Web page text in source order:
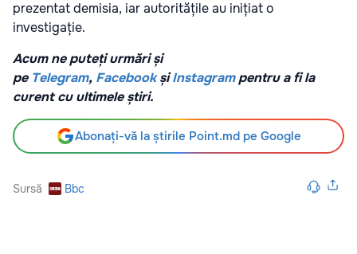
prezentat demisia, iar autoritățile au inițiat o
investigație.
Acum ne puteți urmări și
pe Telegram, Facebook șiInstagrampentru a fi la
curent cu ultimele știri.
Abonați-vă la știrile Point.md pe Google
Sursă Bbc